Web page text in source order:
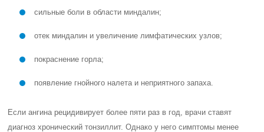
сильные боли в области миндалин;
отек миндалин и увеличение лимфатических узлов;
покраснение горла;
появление гнойного налета и неприятного запаха.
Если ангина рецидивирует более пяти раз в год, врачи ставят
диагноз хронический тонзиллит. Однако у него симптомы менее